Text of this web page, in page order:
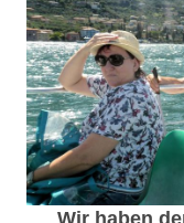
Wir haben